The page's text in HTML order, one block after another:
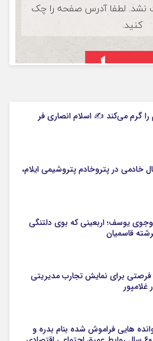
✍️ اسلام انصاری فر
خادمی در پتروخادم پتروشیمی ایلام،
یوسف؛ اربعینی که بوی دلتنگی
فرصتی برای نمایش تجارب مدیریتی
هایی فراموش شده بنام بدره و